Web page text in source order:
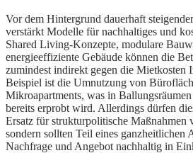
Vor dem Hintergrund dauerhaft
verstärkt Modelle für nachhaltiges und
Shared Living-Konzepte, modulare
energieeffiziente Gebäude können die
zumindest indirekt gegen die Mietkosten
Beispiel ist die Umnutzung von
Mikroapartments, was in
bereits erprobt wird. Allerdings dürfen
Ersatz für strukturpolitische Maßnahmen
sondern sollten Teil eines ganzheitlichen
Nachfrage und Angebot nachhaltig in